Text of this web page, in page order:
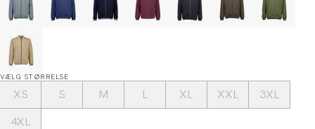
VÆLG STØRRELSE
XS S M L XL XXL
3XL
4XL